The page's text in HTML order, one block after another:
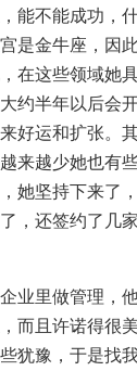
能不能成功，
是金牛座，因
在这些领域她
约半年以后会
好运和扩张。
来越少她也有
她坚持下来了
，还签约了几
业里做管理，
而且许诺得很
犹豫，于是找